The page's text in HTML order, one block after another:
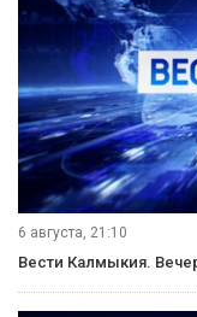
6 августа, 21:10
Вести Калмыкия.